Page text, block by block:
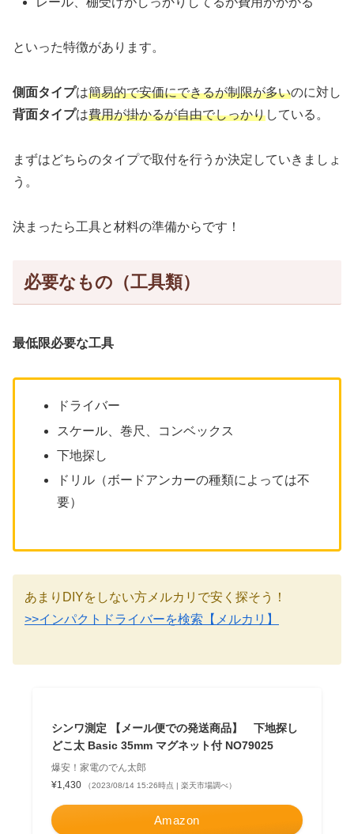
といった特徴があります。
側面タイプは簡易的で安価にできるが制限が多いのに対し
背面タイプは費用が掛かるが自由でしっかりしている。
まずはどちらのタイプで取付を行うか決定していきましょ
う。
決まったら工具と材料の準備からです！
必要なもの（工具類）
最低限必要な工具
ドライバー
スケール、巻尺、コンベックス
下地探し
ドリル（ボードアンカーの種類によっては不
要）
あまりDIYをしない方メルカリで安く探そう！
>>インパクトドライバーを検索【メルカリ】
シンワ測定 【メール便での発送商品】 下地探し
どこ太 Basic 35mm マグネット付 NO79025
爆安！家電のでん太郎
¥1,430
（2023/08/14 15:26時点 | 楽天市場調べ）
Amazon